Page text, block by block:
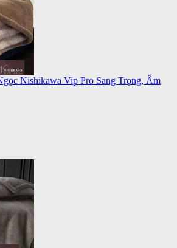
Nishikawa Vip Pro Sang Trọng, Ấm